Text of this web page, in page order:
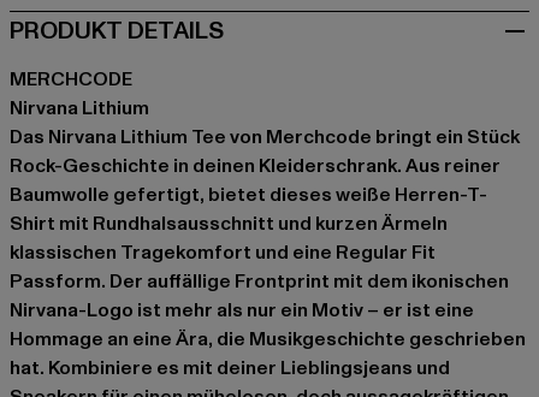
PRODUKT DETAILS
MERCHCODE
Nirvana Lithium
Das Nirvana Lithium Tee von Merchcode bringt ein Stück
Rock-Geschichte in deinen Kleiderschrank. Aus reiner
Baumwolle gefertigt, bietet dieses weiße Herren-T-
Shirt mit Rundhalsausschnitt und kurzen Ärmeln
klassischen Tragekomfort und eine Regular Fit
Passform. Der auffällige Frontprint mit dem ikonischen
Nirvana-Logo ist mehr als nur ein Motiv – er ist eine
Hommage an eine Ära, die Musikgeschichte geschrieben
hat. Kombiniere es mit deiner Lieblingsjeans und